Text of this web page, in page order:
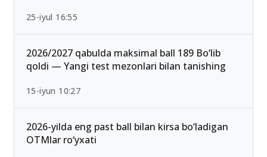
25-iyul 16:55
2026/2027 qabulda maksimal ball 189 Bo‘lib
qoldi — Yangi test mezonlari bilan tanishing
15-iyun 10:27
2026-yilda eng past ball bilan kirsa bo‘ladigan
OTMlar ro‘yxati